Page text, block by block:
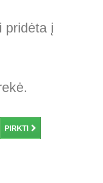
pridėta į
PIRKTI